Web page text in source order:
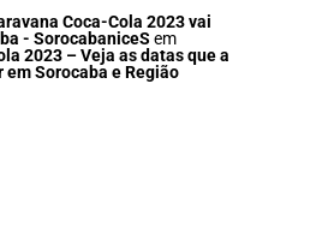
Coca-Cola 2023 vai
- SorocabaniceS em
2023 – Veja as datas que a
Sorocaba e Região